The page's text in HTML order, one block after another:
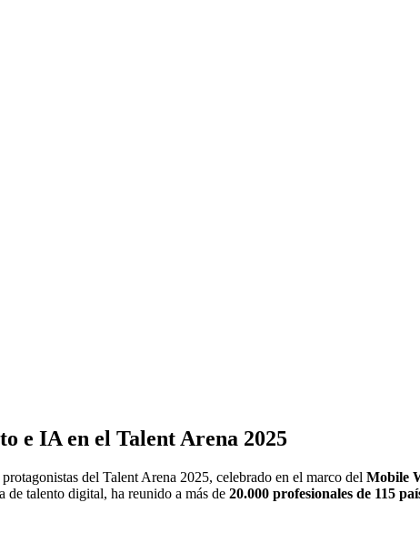
e IA en el Talent Arena 2025
del Talent Arena 2025, celebrado en el marco del Mobile
de talento digital, ha reunido a más de 20.000 profesionales de 115